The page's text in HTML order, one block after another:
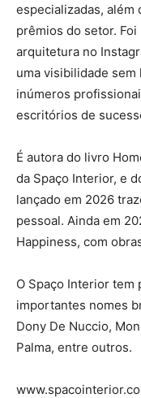
especializadas,
prêmios do setor.
arquitetura no
uma visibilidade
inúmeros
escritórios de
É autora do livro
da Spaço Interior, e
lançado em 2026
pessoal. Ainda em
Happiness, com
O Spaço Interior
importantes nomes
Dony De Nuccio,
Palma, entre outros.